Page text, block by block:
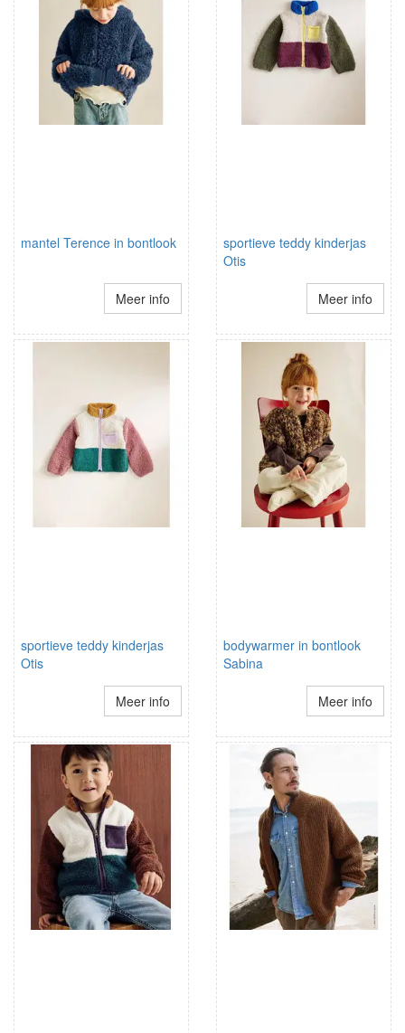
mantel Terence in bontlook
Meer info
sportieve teddy kinderjas
Otis
Meer info
sportieve teddy kinderjas
Otis
Meer info
bodywarmer in bontlook
Sabina
Meer info